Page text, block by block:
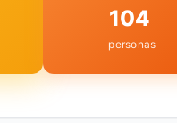
104
personas